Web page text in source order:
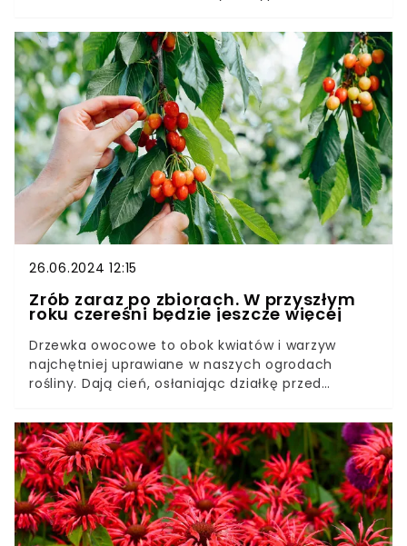
można z powodzeniem stosować także w
ogrodzie.Nawozy na bazie drożdży są dobrze
znane doświadczonym ogrodnikom i skutecznie
zastępują chemiczne preparaty. Na co dokładnie
pomaga dodatek tych grzybów i jak prawidłowo
je stosować, by rośliny rosły zdrowo i… jak na
drożdżach?
26.06.2024 12:15
Zrób zaraz po zbiorach. W przyszłym
roku czereśni będzie jeszcze więcej
Drzewka owocowe to obok kwiatów i warzyw
najchętniej uprawiane w naszych ogrodach
rośliny. Dają cień, osłaniając działkę przed
wszystkim rodzą pyszne, świeże owoce.Do
jednych z najpopularniejszych drzewek
owocowych w naszych ogrodach należą
czereśnie. Te słodkie, czerwone kuleczki są
jednymi z najbardziej lubianych polskich, letnich
owoców. Oto co zrobić, aby z roku na rok było ich
na drzewie coraz więcej.